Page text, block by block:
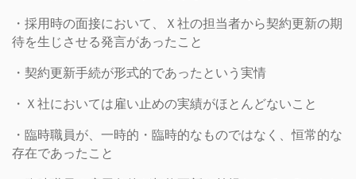
・採用時の面接において、Ｘ社の担当者から契約更新の期
待を生じさせる発言があったこと
・契約更新手続が形式的であったという実情
・Ｘ社においては雇い止めの実績がほとんどないこと
・臨時職員が、一時的・臨時的なものではなく、恒常的な
存在であったこと